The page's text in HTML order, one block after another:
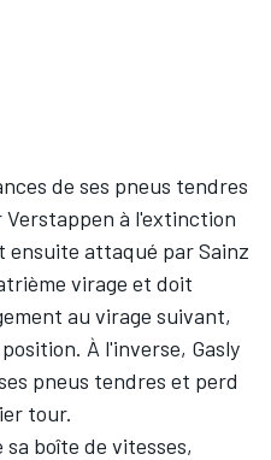
de ses pneus tendres
à l'extinction
ensuite attaqué par Sainz
virage et doit
au virage suivant,
À l'inverse, Gasly
pneus tendres et perd
tour.
boîte de vitesses,